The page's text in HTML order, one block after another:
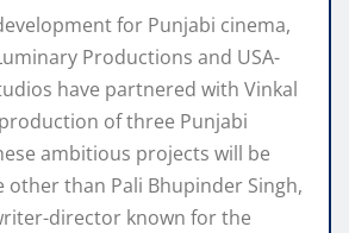
for Punjabi cinema,
Productions and USA-
have partnered with Vinkal
of three Punjabi
ambitious projects will be
other than Pali Bhupinder Singh,
director known for the